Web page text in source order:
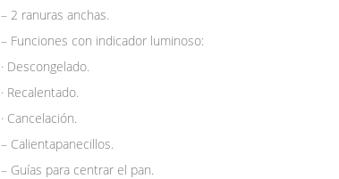
– 2 ranuras anchas.
– Funciones con indicador luminoso:
· Descongelado.
· Recalentado.
· Cancelación.
– Calientapanecillos.
– Guías para centrar el pan.